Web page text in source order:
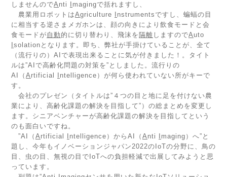
しませんのでAnti
magingで括れますし、
農業用ロボットはAgriculture
nstrumentsですし、蝙蝠の目
に相当する逆さまメガホンは、顔の向きにより飲食モードと会
食モードが自動 的に切り替わり、飛沫を 隔離 しますのでAuto
solationとなります。即ち、弊社が手掛けていることが、全て
（流行りの）AIで表現出来ることに気が付きました！。タイト
ルは”AIで高齢化問題の対策を”としました。流行りの
AI（ Artificial
ntelligence）が何ら使われていない所がキーで
す。
会社のプレゼン（タイトルは”４つの目と地に足を付けない農
業により、高齢化課題の解決を目指して”）の総まとめを変更し
ます。シニアベンチャーが高齢化課題の解決を目指してという
のも面白いですね。
”AI（ Artificial ntelligence）からAI（ Anti
maging）へ”と
題し、今年もイノベーションジャパン2022のIoTの分野に、鳥の
目、虫の目、無視の目でIoTへの負担軽減で出展してみようと思
っています。